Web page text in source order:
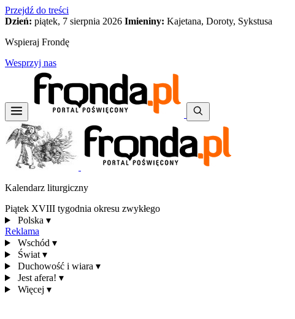
Przejdź do treści
Dzień: piątek, 7 sierpnia 2026 Imieniny: Kajetana, Doroty, Sykstusa
Wspieraj Frondę
Wesprzyj nas
Kalendarz liturgiczny
Piątek XVIII tygodnia okresu zwykłego
Polska ▾
Reklama
Wschód ▾
Świat ▾
Duchowość i wiara ▾
Jest afera! ▾
Więcej ▾